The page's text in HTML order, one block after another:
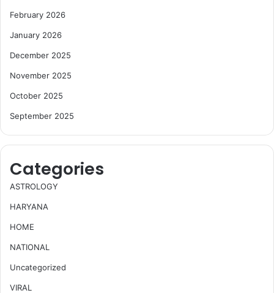
February 2026
January 2026
December 2025
November 2025
October 2025
September 2025
Categories
ASTROLOGY
HARYANA
HOME
NATIONAL
Uncategorized
VIRAL